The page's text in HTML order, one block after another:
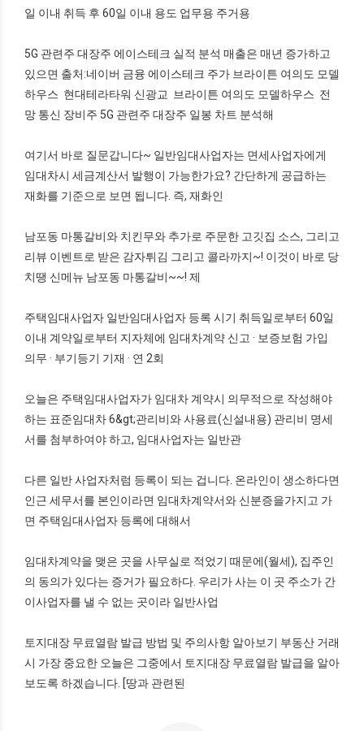
일 이내 취득 후 60일 이내 용도 업무용 주거용
5G 관련주 대장주 에이스테크 실적 분석 매출은 매년 증가하고
있으면 출처:네이버 금융 에이스테크 주가 브라이튼 여의도 모델
하우스 현대테라타워 신광교 브라이튼 여의도 모델하우스 전
망 통신 장비주 5G 관련주 대장주 일봉 차트 분석해
여기서 바로 질문갑니다~ 일반임대사업자는 면세사업자에게
임대차시 세금계산서 발행이 가능한가요? 간단하게 공급하는
재화를 기준으로 보면 됩니다. 즉, 재화인
남포동 마통갈비와 치킨무와 추가로 주문한 고깃집 소스, 그리고
리뷰 이벤트로 받은 감자튀김 그리고 콜라까지~! 이것이 바로 당
치땡 신메뉴 남포동 마통갈비~~! 제
주택임대사업자 일반임대사업자 등록 시기 취득일로부터 60일
이내 계약일로부터 지자체에 임대차계약 신고 · 보증보험 가입
의무 · 부기등기 기재 · 연 2회
오늘은 주택임대사업자가 임대차 계약시 의무적으로 작성해야
하는 표준임대차 6&gt;관리비와 사용료(신설내용) 관리비 명세
서를 첨부하여야 하고, 임대사업자는 일반관
다른 일반 사업자처럼 등록이 되는 겁니다. 온라인이 생소하다면
인근 세무서를 본인이라면 임대차계약서와 신분증을가지고 가
면 주택임대사업자 등록에 대해서
임대차계약을 맺은 곳을 사무실로 적었기 때문에(월세), 집주인
의 동의가 있다는 증거가 필요하다. 우리가 사는 이 곳 주소가 간
이사업자를 낼 수 없는 곳이라 일반사업
토지대장 무료열람 발급 방법 및 주의사항 알아보기 부동산 거래
시 가장 중요한 오늘은 그중에서 토지대장 무료열람 발급을 알아
보도록 하겠습니다. [땅과 관련된